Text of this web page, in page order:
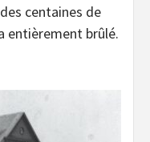
centaines de
entièrement brûlé.